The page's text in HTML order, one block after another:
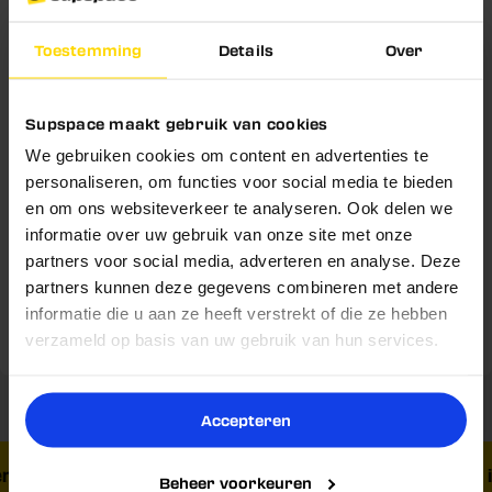
Toestemming Details Over
Supspace maakt gebruik van cookies
We gebruiken cookies om content en advertenties te
personaliseren, om functies voor social media te bieden
en om ons websiteverkeer te analyseren. Ook delen we
informatie over uw gebruik van onze site met onze
partners voor social media, adverteren en analyse. Deze
partners kunnen deze gegevens combineren met andere
informatie die u aan ze heeft verstrekt of die ze hebben
verzameld op basis van uw gebruik van hun services.
Accepteren
Beheer voorkeuren
de formule
Aangevuld met vitamine C, niacine en zink
Voedingswaarden
Gebruik & Dosering
Omschrijving
Reviews
vanaf € 40,- Vandaag besteld, morgen
Belangrijke vraag!
Wil jij nooit meer een goede deal missen én
profiteren van5% korting op je volgende
aankoop?
Ja Nee
Schrijf je nu in en ontvang
Blijf op de hoogte van nieuwe producten,
slimme tips en exclusieve kortingen.
Voornaam
Email
Nu inschrijven